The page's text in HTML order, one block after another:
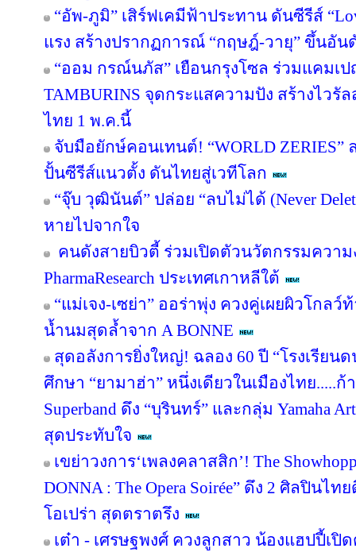
“อัพ-ภูมิ” เสิร์ฟเคมีฟ้าประทาน ดันซีรีส์
แรง สร้างปรากฏการณ์ “กฤษฎ์-วายุ” ขึ้นอั
“ออม กรณ์นภัส” เยือนกรุงโซล ร่วมแคมเป
TAMBURINS จุดกระแสความปัง สร้างไวรั
ไทย 1 พ.ค.นี้
จับมือยักษ์คอนเทนต์! “WORLD ZERIES”
ปั้นซีรีส์แนวตั้ง ดันไทยสู่เวทีโลก
“จุ๊บ วุฒินันต์” ปล่อย “ลบไม่ได้ (Never
หายไปจากใจ
คนดังสายบิวตี้ ร่วมเปิดตัวนวัตกรรมควา
PharmaResearch ประเทศเกาหลีใต้
“แม่เจง-เซย่า” ออร่าพุ่ง ควงคู่เผยผิวโกล
น้ำนมสุดล้ำจาก A BONNE
สุดอลังการยิ่งใหญ่! ฉลอง 60 ปี “โรงเรีย
ศึกษา “ยามาฮ่า” หนึ่งเดียวในเมืองไทย.....ก้
Superband ดึง “บุรินทร์” และกลุ่ม Yamaha
สุดประทับใจ
เขย่าวงการ‘เพลงคลาสสิก’! The
DONNA : The Opera Soirée” ดึง 2 ศิลปินไ
โอเปร่า สุดตราตรึง
เต๋า - เศรษฐพงศ์ ควงลูกสาว น้องแฮปปี้เปิ